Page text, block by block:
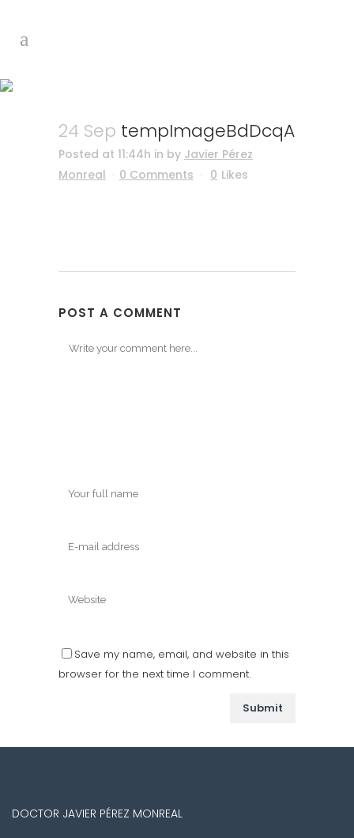
tempImageBdDcqA
24 Sep tempImageBdDcqA
Posted at 11:44h in by Javier Pérez
Monreal
0 Comments 0 Likes
POST A COMMENT
Save my name, email, and website in this
browser for the next time I comment.
DOCTOR JAVIER PÉREZ MONREAL